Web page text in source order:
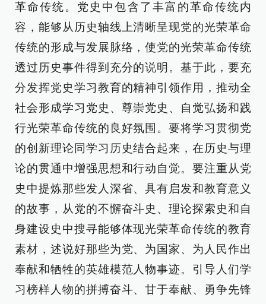
革命传统。党史中包含了丰富的革命传统内
容，能够从历史轴线上清晰呈现党的光荣革命
传统的形成与发展脉络，使党的光荣革命传统
透过历史事件得到充分的说明。基于此，要充
分发挥党史学习教育的精神引领作用，推动全
社会形成学习党史、尊崇党史、自觉弘扬和践
行光荣革命传统的良好氛围。要将学习贯彻党
的创新理论同学习历史结合起来，在历史与理
论的贯通中增强思想和行动自觉。要注重从党
史中提炼那些发人深省、具有启发和教育意义
的故事，从党的不懈奋斗史、理论探索史和自
身建设史中搜寻能够体现光荣革命传统的教育
素材，述说好那些为党、为国家、为人民作出
奉献和牺牲的英雄模范人物事迹。引导人们学
习榜样人物的拼搏奋斗、甘于奉献、勇争先锋